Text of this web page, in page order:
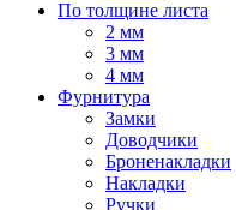
По толщине листа
2 мм
3 мм
4 мм
Фурнитура
Замки
Доводчики
Броненакладки
Накладки
Ручки